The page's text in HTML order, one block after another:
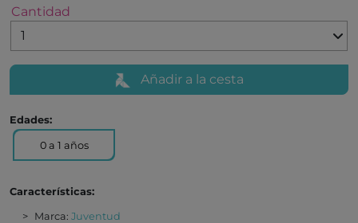
Cantidad
Añadir a la cesta
Edades:
0 a 1 años
Características:
Marca: Juventud